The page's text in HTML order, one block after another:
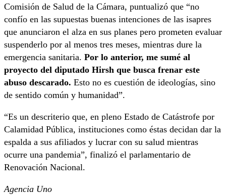
Comisión de Salud de la Cámara, puntualizó que “no
confío en las supuestas buenas intenciones de las isapres
que anunciaron el alza en sus planes pero prometen evaluar
suspenderlo por al menos tres meses, mientras dure la
emergencia sanitaria. Por lo anterior, me sumé al
proyecto del diputado Hirsh que busca frenar este
abuso descarado. Esto no es cuestión de ideologías, sino
de sentido común y humanidad”.
“Es un descriterio que, en pleno Estado de Catástrofe por
Calamidad Pública, instituciones como éstas decidan dar la
espalda a sus afiliados y lucrar con su salud mientras
ocurre una pandemia”, finalizó el parlamentario de
Renovación Nacional.
Agencia Uno